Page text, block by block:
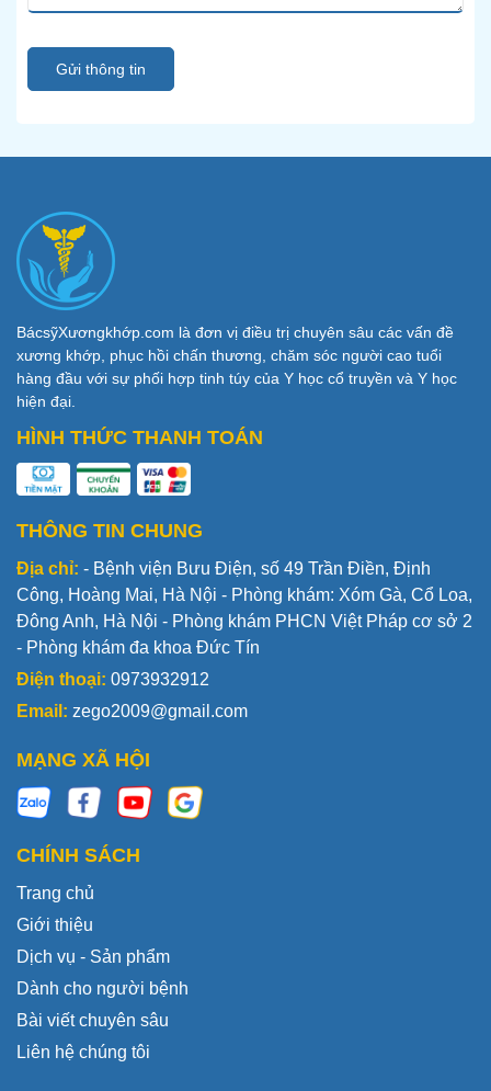
Gửi thông tin
BácsỹXươngkhớp.com là đơn vị điều trị chuyên sâu các vấn đề
xương khớp, phục hồi chấn thương, chăm sóc người cao tuổi
hàng đầu với sự phối hợp tinh túy của Y học cổ truyền và Y học
hiện đại.
HÌNH THỨC THANH TOÁN
THÔNG TIN CHUNG
Địa chỉ: - Bệnh viện Bưu Điện, số 49 Trần Điền, Định
Công, Hoàng Mai, Hà Nội - Phòng khám: Xóm Gà, Cổ Loa,
Đông Anh, Hà Nội - Phòng khám PHCN Việt Pháp cơ sở 2
- Phòng khám đa khoa Đức Tín
Điện thoại: 0973932912
Email: zego2009@gmail.com
MẠNG XÃ HỘI
CHÍNH SÁCH
Trang chủ
Giới thiệu
Dịch vụ - Sản phẩm
Dành cho người bệnh
Bài viết chuyên sâu
Liên hệ chúng tôi